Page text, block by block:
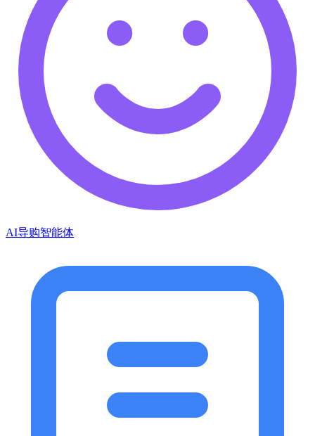
AI导购智能体